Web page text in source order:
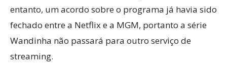
entanto, um acordo sobre o programa já havia sido
fechado entre a Netflix e a MGM, portanto a série
Wandinha não passará para outro serviço de
streaming.